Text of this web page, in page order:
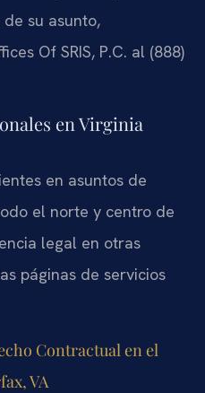
su asunto,
Of SRIS, P.C. al (888)
en Virginia
en asuntos de
el norte y centro de
legal en otras
páginas de servicios
Contractual en el
VA